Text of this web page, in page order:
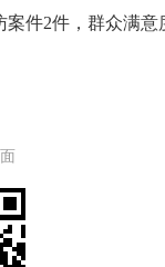
件2件，群众满意